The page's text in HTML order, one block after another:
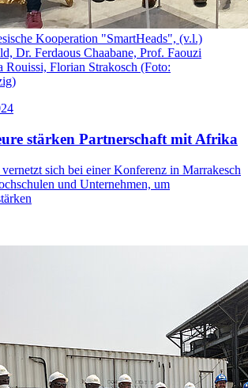
Kooperation "SmartHeads", (v.l.)
Dr. Ferdaous Chaabane, Prof. Faouzi
Rouissi, Florian Strakosch (Foto:
stärken Partnerschaft mit Afrika
sich bei einer Konferenz in Marrakesch
und Unternehmen, um